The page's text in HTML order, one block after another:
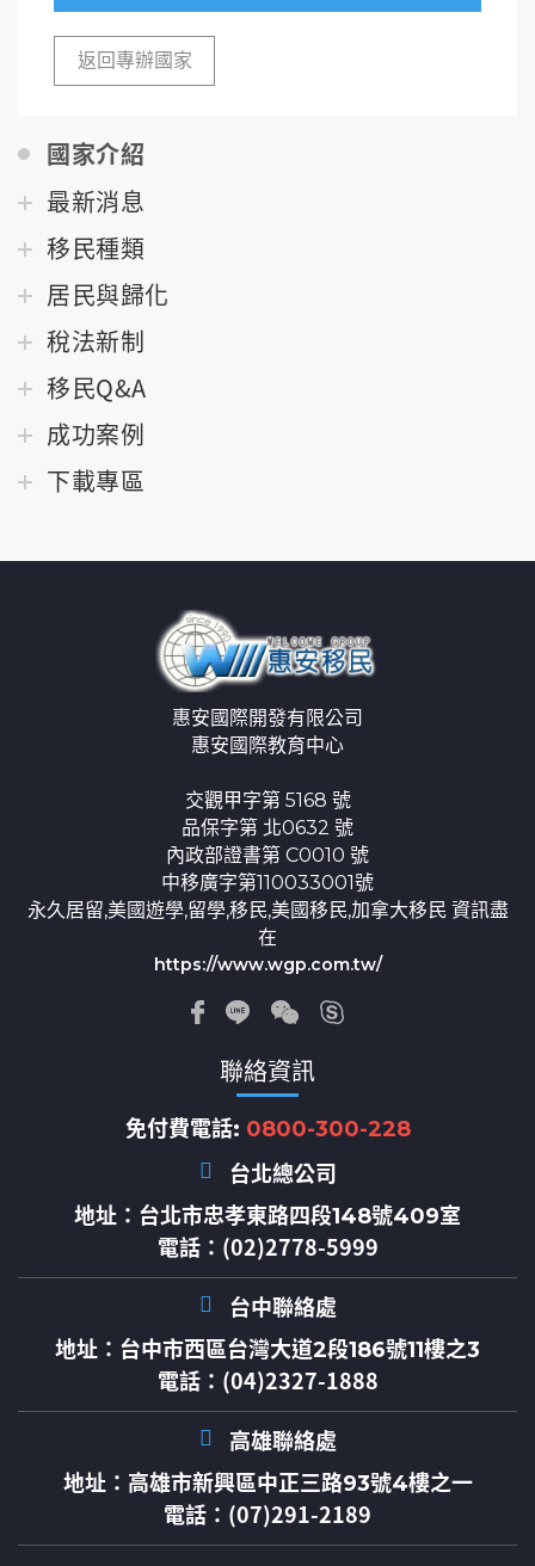
國家介紹
最新消息
移民種類
居民與歸化
稅法新制
移民Q&A
成功案例
下載專區
返回專辦國家
惠安國際開發有限公司
惠安國際教育中心
交觀甲字第 5168 號
品保字第 北0632 號
內政部證書第 C0010 號
中移廣字第110033001號
永久居留,美國遊學,留學,移民,美國移民,加拿大移民 資訊盡
在
https://www.wgp.com.tw/
聯絡資訊
免付費電話: 0800-300-228
台北總公司
地址： 台北市忠孝東路四段148號409室
電話：(02)2778-5999
台中聯絡處
地址： 台中市西區台灣大道2段186號11樓之3
電話：(04)2327-1888
高雄聯絡處
地址： 高雄市新興區中正三路93號4樓之一
電話：(07)291-2189